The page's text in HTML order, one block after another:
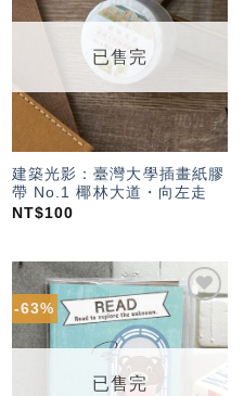
望輕
已售完
建築光影：臺灣大學插畫紙膠
帶 No.1 椰林大道・向左走
NT$100
-63%
「願
望輕
已售完